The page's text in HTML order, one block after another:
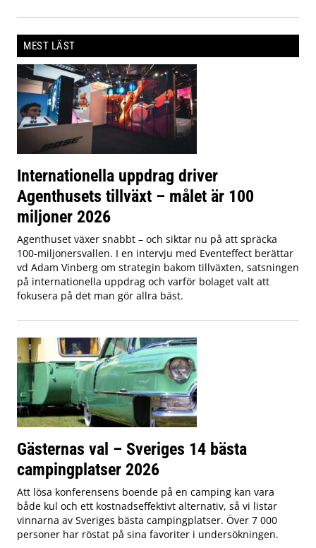
MEST LÄST
Internationella uppdrag driver
Agenthusets tillväxt – målet är 100
miljoner 2026
Agenthuset växer snabbt – och siktar nu på att spräcka
100-miljonersvallen. I en intervju med Eventeffect berättar
vd Adam Vinberg om strategin bakom tillväxten, satsningen
på internationella uppdrag och varför bolaget valt att
fokusera på det man gör allra bäst.
Gästernas val – Sveriges 14 bästa
campingplatser 2026
Att lösa konferensens boende på en camping kan vara
både kul och ett kostnadseffektivt alternativ, så vi listar
vinnarna av Sveriges bästa campingplatser. Över 7 000
personer har röstat på sina favoriter i undersökningen.